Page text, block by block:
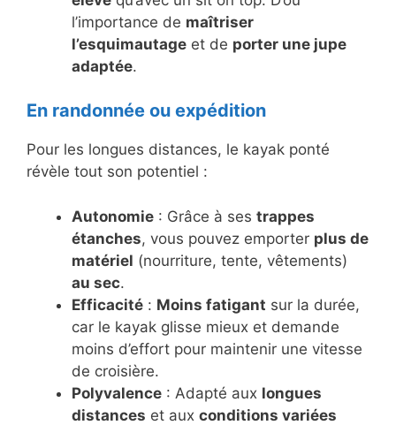
l’importance de maîtriser
l’esquimautage et de porter une jupe
adaptée.
En randonnée ou expédition
Pour les longues distances, le kayak ponté
révèle tout son potentiel :
Autonomie : Grâce à ses trappes
étanches, vous pouvez emporter plus de
matériel (nourriture, tente, vêtements)
au sec.
Efficacité : Moins fatigant sur la durée,
car le kayak glisse mieux et demande
moins d’effort pour maintenir une vitesse
de croisière.
Polyvalence : Adapté aux longues
distances et aux conditions variées